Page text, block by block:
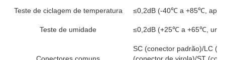
Teste de ciclagem de temperatura ≤0,2dB (-40℃ a +85℃, após
Teste de umidade ≤0,2dB (+25℃ a +65℃,
SC (conector padrão)/LC